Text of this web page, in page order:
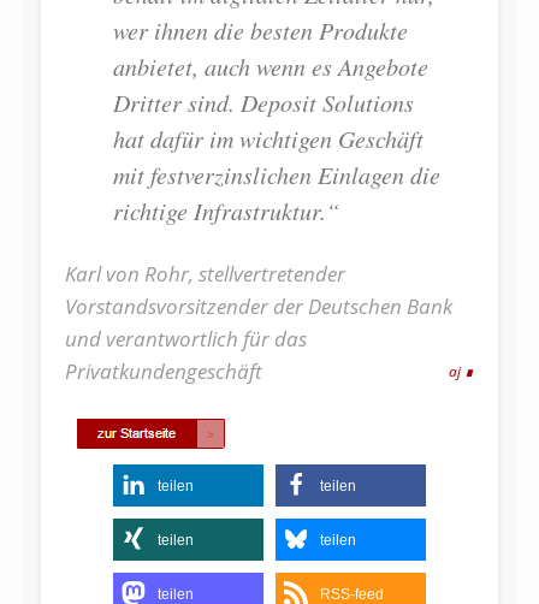
wer ihnen die besten Produkte
anbietet, auch wenn es Angebote
Dritter sind. Deposit Solutions
hat dafür im wichtigen Geschäft
mit festverzinslichen Einlagen die
richtige Infrastruktur.“
Karl von Rohr, stellvertretender
Vorstandsvorsitzender der Deutschen Bank
und verantwortlich für das
Privatkundengeschäft
aj
teilen teilen
teilen teilen
teilen RSS-feed